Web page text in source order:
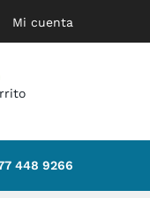
Mi cuenta
448 9266‬